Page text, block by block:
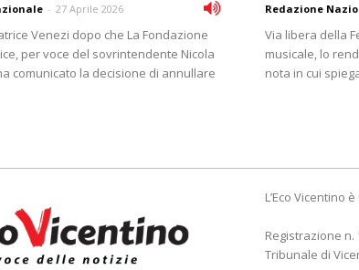
- 27 Aprile 2026
Venezi dopo che La Fondazione
per voce del sovrintendente Nicola
comunicato la decisione di annullare
Redazione
Via libera della
musicale, lo
nota in cui
L’Eco Vicentino
Registrazione n.
Tribunale di